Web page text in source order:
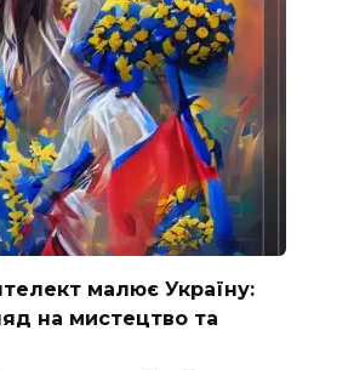
малює Україну:
на мистецтво та